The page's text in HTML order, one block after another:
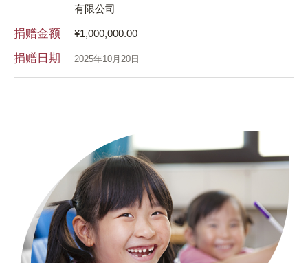
有限公司
捐赠金额 ¥1,000,000.00
捐赠日期 2025年10月20日